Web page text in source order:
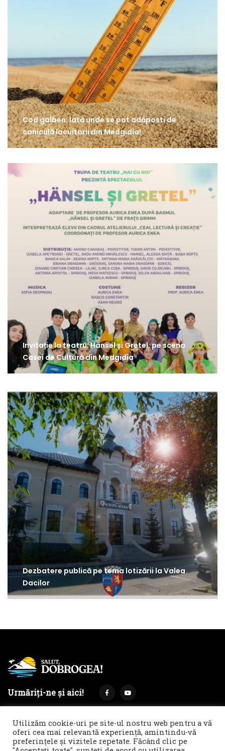
Cod galben: Iată unde se pot adăposti de
caniculă locuitorii din Medgidia!
Invitație la teatru: Hänsel și Gretel, pe scena
Casei de Cultură din Medgidia
Dezbatere publică pe tema lotizării la Valea
Dacilor
Urmăriți-ne și aici!
Termeni și condiții Politica de cookies & GDPR
Utilizăm cookie-uri pe site-ul nostru web pentru a vă
oferi cea mai relevantă experiență, amintindu-vă
preferințele și vizitele repetate. Făcând clic pe